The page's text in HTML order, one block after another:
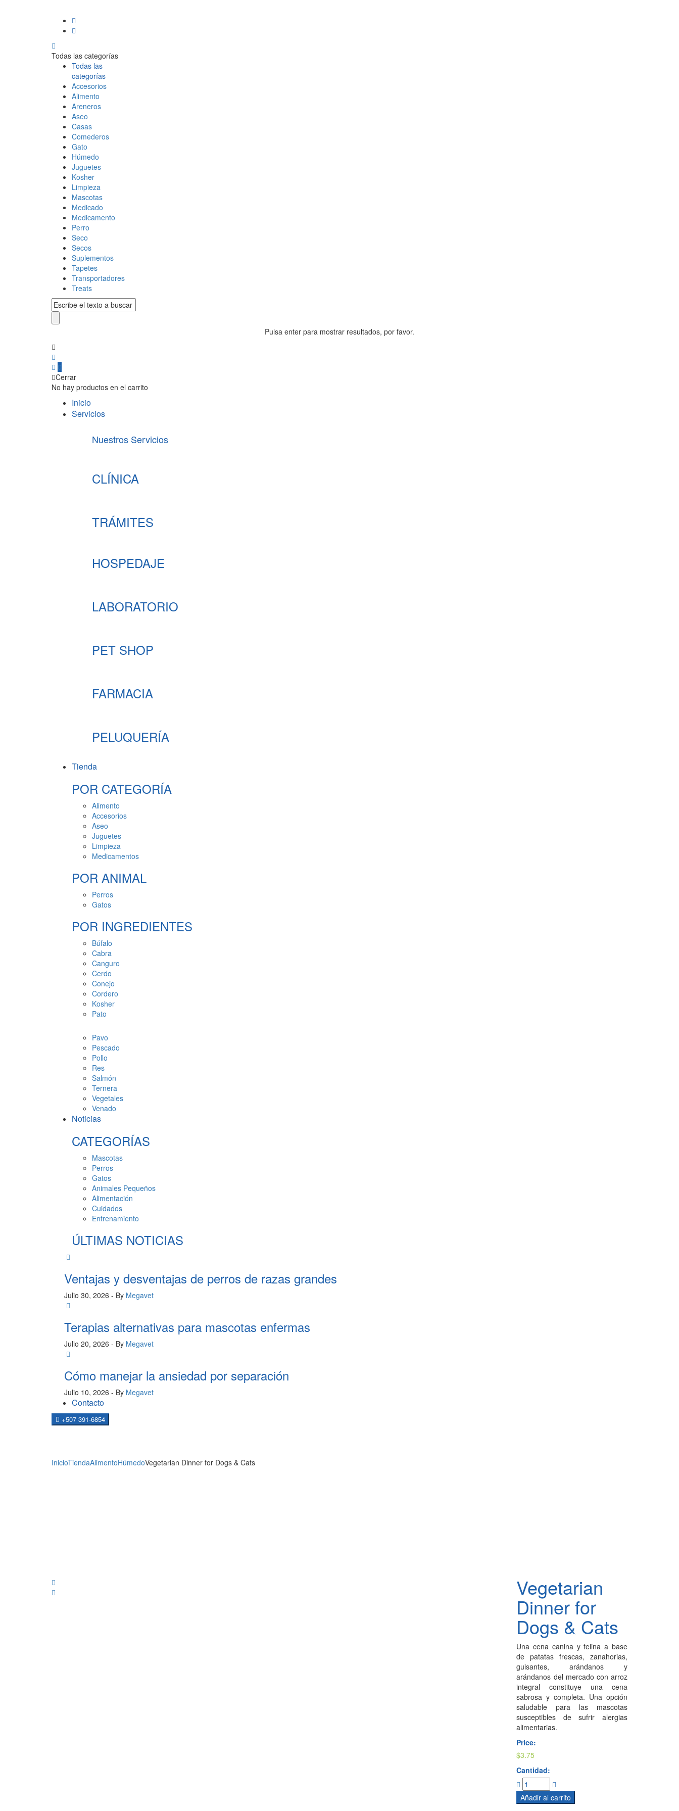
Todas las categorías
Todas las
categorías
Accesorios
Alimento
Areneros
Aseo
Casas
Comederos
Gato
Húmedo
Juguetes
Kosher
Limpieza
Mascotas
Medicado
Medicamento
Perro
Seco
Secos
Suplementos
Tapetes
Transportadores
Treats
Pulsa enter para mostrar resultados, por favor.
0
Cerrar
No hay productos en el carrito
Inicio
Servicios
Nuestros Servicios
CLÍNICA
TRÁMITES
HOSPEDAJE
LABORATORIO
PET SHOP
FARMACIA
PELUQUERÍA
Tienda
POR CATEGORÍA
Alimento
Accesorios
Aseo
Juguetes
Limpieza
Medicamentos
POR ANIMAL
Perros
Gatos
POR INGREDIENTES
Búfalo
Cabra
Canguro
Cerdo
Conejo
Cordero
Kosher
Pato
Pavo
Pescado
Pollo
Res
Salmón
Ternera
Vegetales
Venado
Noticias
CATEGORÍAS
Mascotas
Perros
Gatos
Animales Pequeños
Alimentación
Cuidados
Entrenamiento
ÚLTIMAS NOTICIAS
Ventajas y desventajas de perros de razas grandes
Julio 30, 2026 - By Megavet
Terapias alternativas para mascotas enfermas
Julio 20, 2026 - By Megavet
Cómo manejar la ansiedad por separación
Julio 10, 2026 - By Megavet
Contacto
+507 391-6854
InicioTiendaAlimentoHúmedoVegetarian Dinner for Dogs & Cats
Vegetarian
Dinner for
Dogs & Cats
Una cena canina y felina a base
de patatas frescas, zanahorias,
guisantes, arándanos y
arándanos del mercado con arroz
integral constituye una cena
sabrosa y completa. Una opción
saludable para las mascotas
susceptibles de sufrir alergias
alimentarias.
Price:
$3.75
Cantidad:
Añadir al carrito